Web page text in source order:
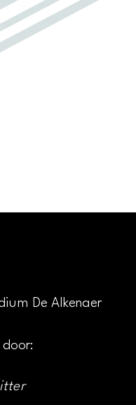
De Alkenaer